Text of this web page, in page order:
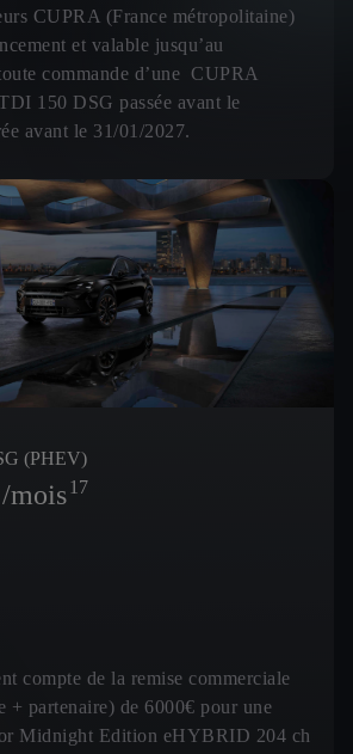
CUPRA (France métropolitaine)
et valable jusqu’au
commande d’une CUPRA
150 DSG passée avant le
avant le 31/01/2027.
(PHEV)
mois17
compte de la remise commerciale
+ partenaire) de 6000€ pour une
Midnight Edition eHYBRID 204 ch